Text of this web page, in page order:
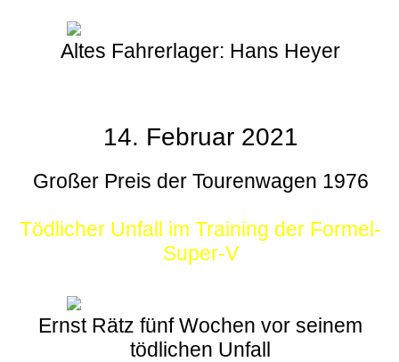
Altes Fahrerlager: Hans Heyer
14. Februar 2021
Großer Preis der Tourenwagen 1976
Tödlicher Unfall im Training der Formel-
Super-V
Ernst Rätz fünf Wochen vor seinem
tödlichen Unfall